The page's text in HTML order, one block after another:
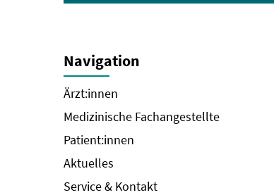
Navigation
Ärzt:innen
Medizinische Fachangestellte
Patient:innen
Aktuelles
Service & Kontakt